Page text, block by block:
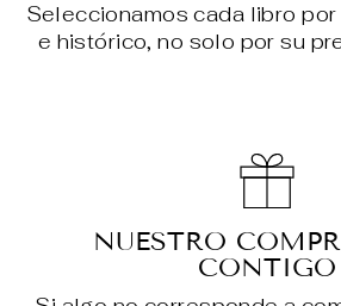
Seleccionamos cada libro
e histórico, no solo por su
NUESTRO
CONTIGO